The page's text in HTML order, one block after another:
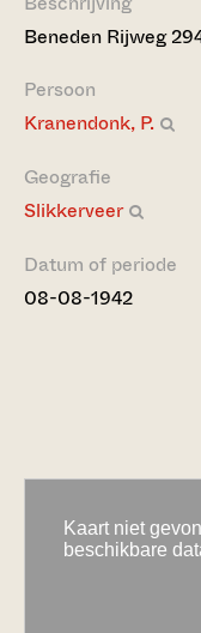
Beneden Rijweg
Persoon
Kranendonk, P.
Geografie
Slikkerveer
Datum of periode
08-08-1942